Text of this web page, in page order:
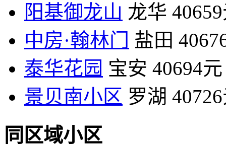
阳基御龙山 龙华
中房·翰林门 盐田
泰华花园 宝安 40694元
景贝南小区 罗湖
同区域小区